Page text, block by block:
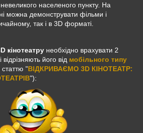
населеного пункту. На
можна демонструвати фільми і
так і в 3D форматі.
кінотеатру необхідно врахувати 2
його від мобільного типу
"ВІДКРИВАЄМО 3D КІНОТЕАТР:
"):